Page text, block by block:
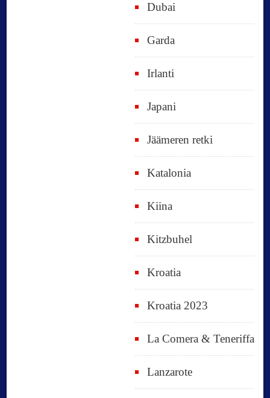
Dubai
Garda
Irlanti
Japani
Jäämeren retki
Katalonia
Kiina
Kitzbuhel
Kroatia
Kroatia 2023
La Comera & Teneriffa
Lanzarote